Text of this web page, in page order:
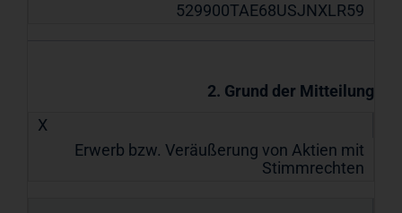
529900TAE68USJNXLR59
2. Grund der Mitteilung
X
Erwerb bzw. Veräußerung von Aktien mit
Stimmrechten